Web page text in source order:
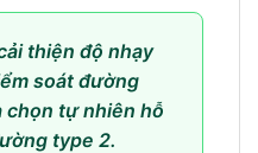
thiện độ nhạy
soát đường
chọn tự nhiên hỗ
type 2.